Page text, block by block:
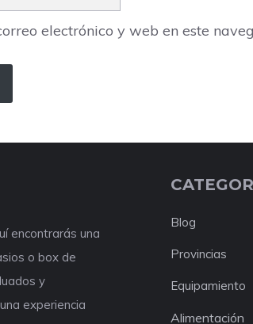
electrónico y web en este
encontrarás una
o box de
y
experiencia
Blog
Provincias
Equipamiento
Alimentación